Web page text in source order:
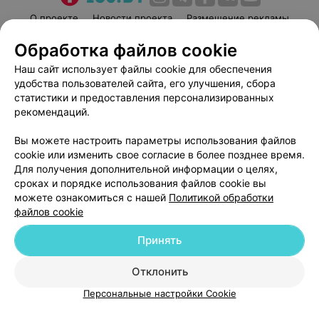
О проекте Новости проекта
Размещение рекламы
Пользовательское соглашение
Способы оплаты
Вакансии
Партнеры
Написать руководителю 103.by
Персональные настройки cookie
Обработка персональных данных
© 2026 ООО «Артокс Лаб», УНП 191700409| 220012, Республика Беларусь,
г. Минск, улица Толбухина, 2, пом. 16 | help@103.by
Служба поддержки +375 291212755
Обработка файлов cookie
Наш сайт использует файлы cookie для обеспечения
удобства пользователей сайта, его улучшения, сбора
статистики и предоставления персонализированных
рекомендаций.
Вы можете настроить параметры использования файлов
cookie или изменить свое согласие в более позднее время.
Для получения дополнительной информации о целях,
сроках и порядке использования файлов cookie вы
можете ознакомиться с нашей Политикой обработки
файлов cookie
Отклонить
Принять
Персональные настройки Cookie